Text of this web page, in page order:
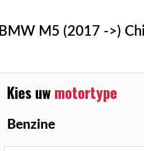
BMW M5 (2017 ->)
Kies uwmotortype
Benzine